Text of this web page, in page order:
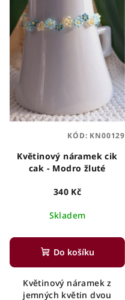
Květinový náramek cik
cak - Modro žluté
340 Kč
Skladem
Do košíku
Květinový náramek z
jemných květin dvou
KÓD: KN00129